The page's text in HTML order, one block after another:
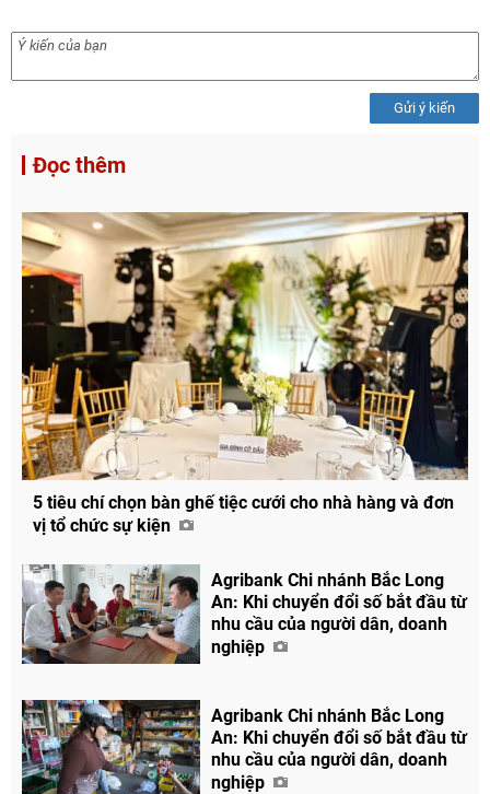
Chia sẻ
Gửi ý kiến
Đọc thêm
5 tiêu chí chọn bàn ghế tiệc cưới cho nhà hàng và đơn
vị tổ chức sự kiện
Agribank Chi nhánh Bắc Long
An: Khi chuyển đổi số bắt đầu từ
nhu cầu của người dân, doanh
nghiệp
Agribank Chi nhánh Bắc Long
An: Khi chuyển đổi số bắt đầu từ
nhu cầu của người dân, doanh
nghiệp